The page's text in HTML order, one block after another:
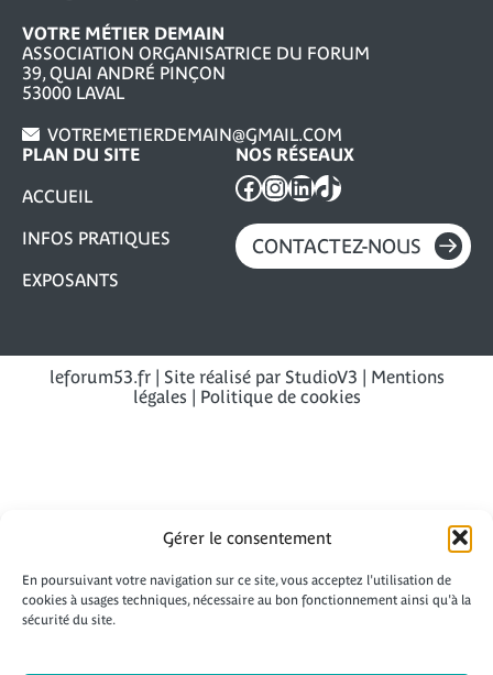
Gérer le consentement
En poursuivant votre navigation sur ce site, vous acceptez l'utilisation de
cookies à usages techniques, nécessaire au bon fonctionnement ainsi qu'à la
sécurité du site.
VOTRE MÉTIER DEMAIN
ASSOCIATION ORGANISATRICE DU FORUM
39, QUAI ANDRÉ PINÇON
53000 LAVAL
VOTREMETIERDEMAIN@GMAIL.COM
PLAN DU SITE
ACCUEIL
INFOS PRATIQUES
EXPOSANTS
NOS RÉSEAUX
Facebook
Instagram
LinkedIn
TikTok
CONTACTEZ-NOUS
leforum53.fr| Site réalisé par StudioV3 | Mentions
légales | Politique de cookies